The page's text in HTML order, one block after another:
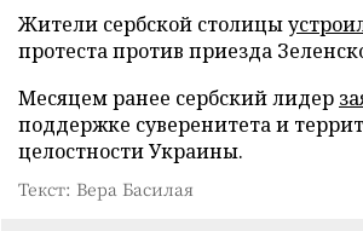
Жители сербской столицы
протеста против приезда
Месяцем ранее сербский лидер
поддержке суверенитета и
целостности Украины.
Текст: Вера Басилая